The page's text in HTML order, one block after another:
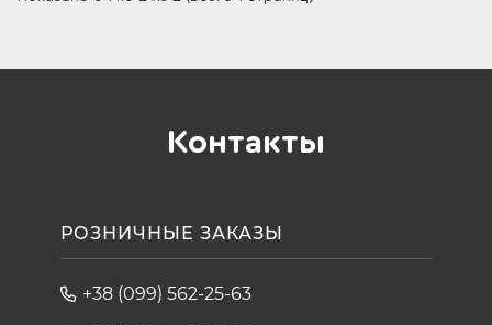
Контакты
РОЗНИЧНЫЕ ЗАКАЗЫ
+38 (099) 562-25-63